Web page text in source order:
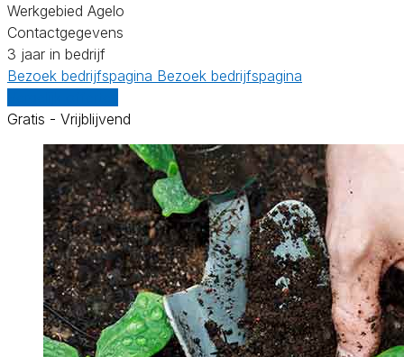
Werkgebied Agelo
Contactgegevens
3 jaar in bedrijf
Bezoek bedrijfspagina Bezoek bedrijfspagina
Gratis - Vrijblijvend